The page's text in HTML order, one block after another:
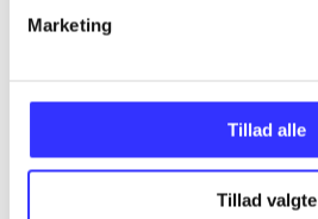
Marketing
Tillad alle
Tillad valgte